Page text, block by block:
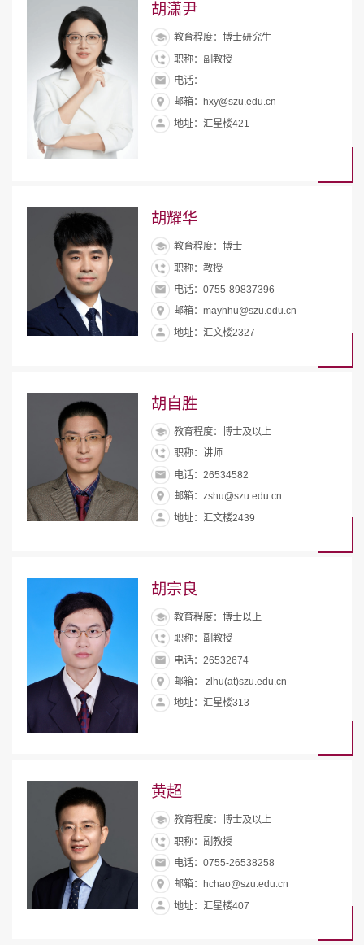
胡潇尹
教育程度：博士研究生
职称：副教授
电话：
邮箱：hxy@szu.edu.cn
地址：汇星楼421
胡耀华
教育程度：博士
职称：教授
电话：0755-89837396
邮箱：mayhhu@szu.edu.cn
地址：汇文楼2327
胡自胜
教育程度：博士及以上
职称：讲师
电话：26534582
邮箱：zshu@szu.edu.cn
地址：汇文楼2439
胡宗良
教育程度：博士以上
职称：副教授
电话：26532674
邮箱： zlhu(at)szu.edu.cn
地址：汇星楼313
黄超
教育程度：博士及以上
职称：副教授
电话：0755-26538258
邮箱：hchao@szu.edu.cn
地址：汇星楼407